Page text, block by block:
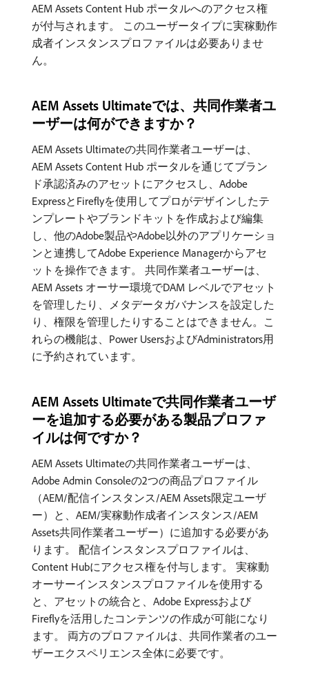
AEM Assets Content Hub ポータルへのアクセス権
が付与されます。 このユーザータイプに実稼動作
成者インスタンスプロファイルは必要ありませ
ん。
AEM Assets Ultimateでは、共同作業者ユ
ーザーは何ができますか？
AEM Assets Ultimateの共同作業者ユーザーは、
AEM Assets Content Hub ポータルを通じてブラン
ド承認済みのアセットにアクセスし、Adobe
ExpressとFireflyを使用してプロがデザインしたテ
ンプレートやブランドキットを作成および編集
し、他のAdobe製品やAdobe以外のアプリケーショ
ンと連携してAdobe Experience Managerからアセ
ットを操作できます。 共同作業者ユーザーは、
AEM Assets オーサー環境でDAM レベルでアセット
を管理したり、メタデータガバナンスを設定した
り、権限を管理したりすることはできません。こ
れらの機能は、Power UsersおよびAdministrators用
に予約されています。
AEM Assets Ultimateで共同作業者ユーザ
ーを追加する必要がある製品プロファ
イルは何ですか？
AEM Assets Ultimateの共同作業者ユーザーは、
Adobe Admin Consoleの2つの商品プロファイル
（AEM/配信インスタンス/AEM Assets限定ユーザ
ー）と、AEM/実稼動作成者インスタンス/AEM
Assets共同作業者ユーザー）に追加する必要があ
ります。 配信インスタンスプロファイルは、
Content Hubにアクセス権を付与します。 実稼動
オーサーインスタンスプロファイルを使用する
と、アセットの統合と、Adobe Expressおよび
Fireflyを活用したコンテンツの作成が可能になり
ます。 両方のプロファイルは、共同作業者のユー
ザーエクスペリエンス全体に必要です。